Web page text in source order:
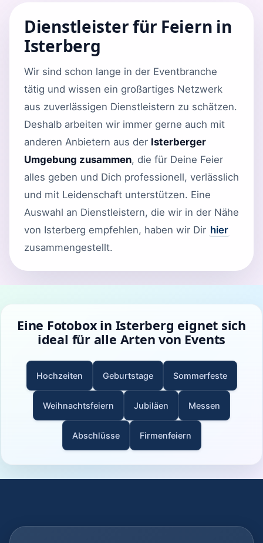
Dienstleister für Feiern in
Isterberg
Wir sind schon lange in der Eventbranche
tätig und wissen ein großartiges Netzwerk
aus zuverlässigen Dienstleistern zu schätzen.
Deshalb arbeiten wir immer gerne auch mit
anderen Anbietern aus der Isterberger
Umgebung zusammen, die für Deine Feier
alles geben und Dich professionell, verlässlich
und mit Leidenschaft unterstützen. Eine
Auswahl an Dienstleistern, die wir in der Nähe
von Isterberg empfehlen, haben wir Dir hier
zusammengestellt.
Eine Fotobox in Isterberg eignet sich
ideal für alle Arten von Events
Hochzeiten Geburtstage Sommerfeste
Weihnachtsfeiern Jubiläen Messen
Abschlüsse Firmenfeiern